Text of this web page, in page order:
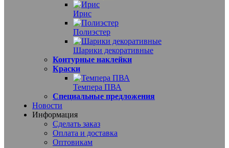
Ирис
Полиэстер
Шарики декоративные
Контурные наклейки
Краски
Темпера ПВА
Специальные предложения
Новости
Информация
Сделать заказ
Оплата и доставка
Оптовикам